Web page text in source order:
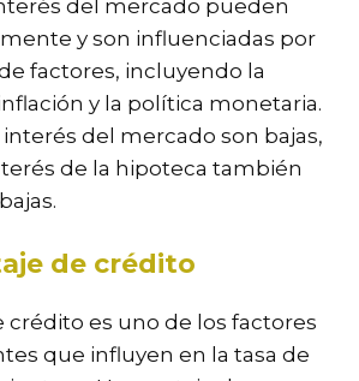
del mercado pueden
y son influenciadas por
factores, incluyendo la
y la política monetaria.
interés del mercado son bajas,
de la hipoteca también
de crédito
crédito es uno de los factores
que influyen en la tasa de